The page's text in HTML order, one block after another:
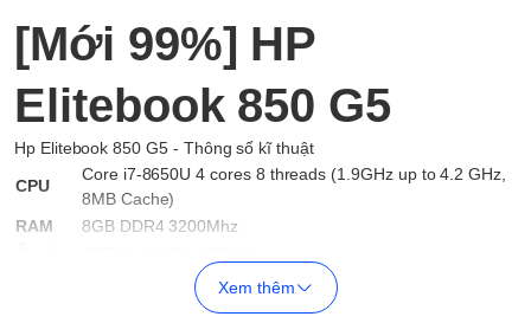
[Mới 99%] HP
Elitebook 850 G5
Hp Elitebook 850 G5 - Thông số kĩ thuật
CPU
Core i7-8650U 4 cores 8 threads (1.9GHz up to 4.2 GHz,
8MB Cache)
RAM
8GB DDR4 3200Mhz
Xem thêm